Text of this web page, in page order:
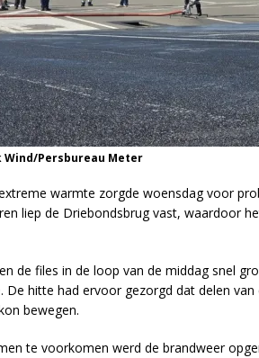
Wind/Persbureau Meter
warmte zorgde woensdag voor
liep de Driebondsbrug vast, waardoor
de files in de loop van de middag snel
De hitte had ervoor gezorgd dat delen
bewegen.
te voorkomen werd de brandweer